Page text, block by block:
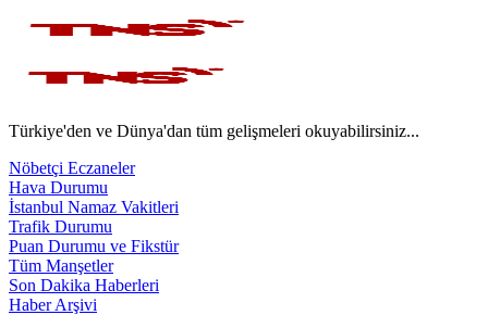
Türkiye'den ve Dünya'dan tüm gelişmeleri okuyabilirsiniz...
Nöbetçi Eczaneler
Hava Durumu
İstanbul Namaz Vakitleri
Trafik Durumu
Puan Durumu ve Fikstür
Tüm Manşetler
Son Dakika Haberleri
Haber Arşivi